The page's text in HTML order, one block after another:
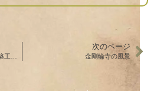
次のページ
金剛輪寺の風景